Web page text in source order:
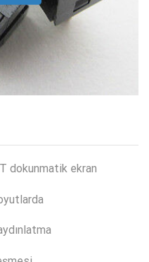
dokunmatik ekran